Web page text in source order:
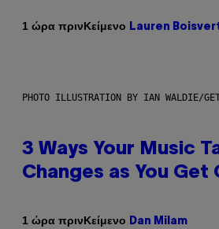
1 ώρα πρινΚείμενο Lauren
PHOTO ILLUSTRATION BY IAN WALDIE/
3 Ways Your Music
Changes as You Get
1 ώρα πρινΚείμενο Dan Milam